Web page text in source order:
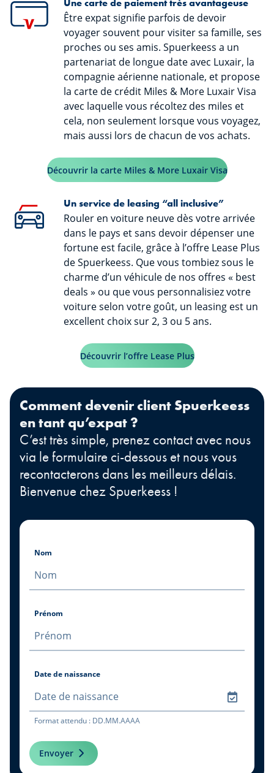
Une carte de paiement très avantageuse
Être expat signifie parfois de devoir
voyager souvent pour visiter sa famille, ses
proches ou ses amis. Spuerkeess a un
partenariat de longue date avec Luxair, la
compagnie aérienne nationale, et propose
la carte de crédit Miles & More Luxair Visa
avec laquelle vous récoltez des miles et
cela, non seulement lorsque vous voyagez,
mais aussi lors de chacun de vos achats.
Découvrir la carte Miles & More Luxair Visa
Un service de leasing “all inclusive”
Rouler en voiture neuve dès votre arrivée
dans le pays et sans devoir dépenser une
fortune est facile, grâce à l’offre Lease Plus
de Spuerkeess. Que vous tombiez sous le
charme d’un véhicule de nos offres « best
deals » ou que vous personnalisiez votre
voiture selon votre goût, un leasing est un
excellent choix sur 2, 3 ou 5 ans.
Découvrir l’offre Lease Plus
Comment devenir client Spuerkeess
en tant qu’expat ?
C’est très simple, prenez contact avec nous
via le formulaire ci-dessous et nous vous
recontacterons dans les meilleurs délais.
Bienvenue chez Spuerkeess !
Nom
Prénom
Date de naissance
Format attendu : DD.MM.AAAA
Envoyer